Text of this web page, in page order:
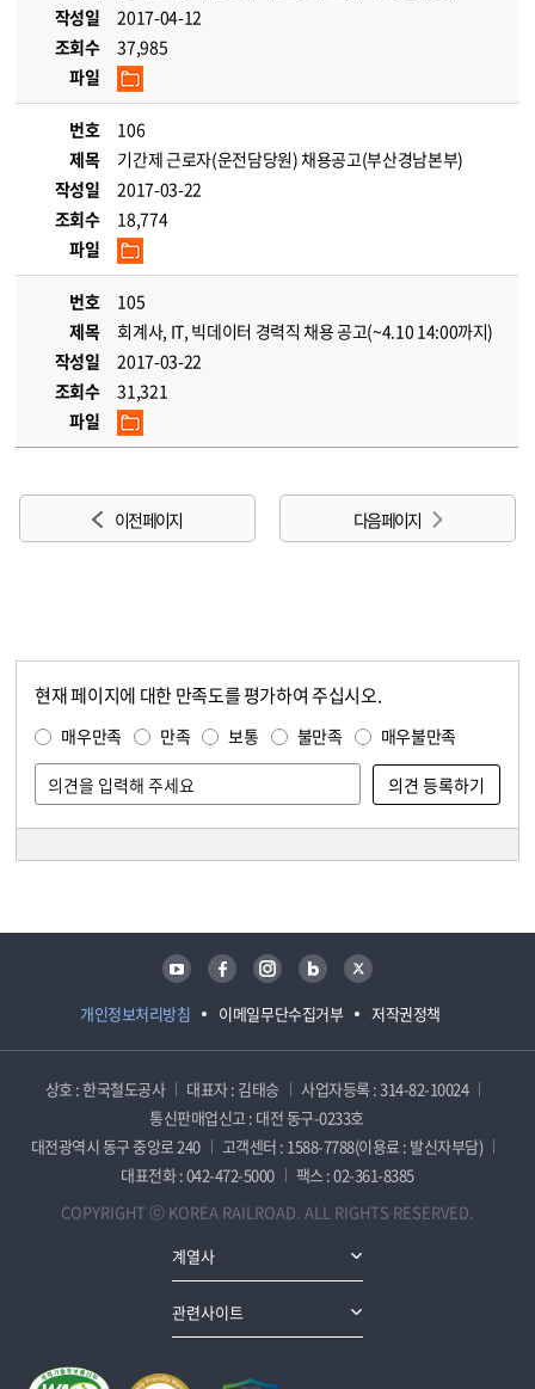
작성일
2017-04-12
조회수
37,985
파일
번호
106
제목
기간제 근로자(운전담당원) 채용공고(부산경남본부)
작성일
2017-03-22
조회수
18,774
파일
번호
105
제목
회계사, IT, 빅데이터 경력직 채용 공고(~4.10 14:00까지)
작성일
2017-03-22
조회수
31,321
파일
이전 페이지 다음 페이지
현재 페이지에 대한 만족도를 평가하여 주십시오.
매우만족 만족 보통 불만족 매우불만족
개인정보처리방침 이메일무단수집거부 저작권정책
유튜브 페이스북 인스타그램 블로그 트위터
상호 : 한국철도공사 대표자 : 김태승
사업자등록 : 314-82-10024
통신판매업신고 : 대전 동구-0233호
대전광역시 동구 중앙로 240
고객센터 : 1588-7788(이용료 : 발신자부담)
대표전화 : 042-472-5000
팩스 : 02-361-8385
COPYRIGHT ⓒ KOREA RAILROAD. ALL RIGHTS RESERVED.
계열사
관련사이트